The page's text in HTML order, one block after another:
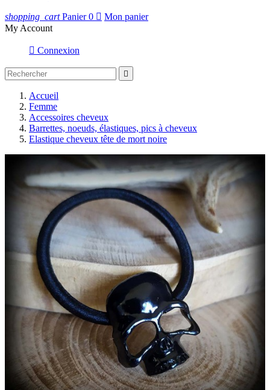
shopping_cart Panier 0  Mon panier
My Account
 Connexion

Accueil
Femme
Accessoires cheveux
Barrettes, noeuds, élastiques, pics à cheveux
Elastique cheveux tête de mort noire